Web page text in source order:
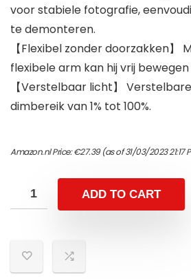
voor stabiele fotografie,
te demonteren.
【Flexibel zonder doorzakken】
flexibele arm kan hij vrij
【Verstelbaar licht】
dimbereik van 1% tot 100%.
Amazon.nl Price:€27.39(as of 31/03/2023 21:17
ADD TO CART